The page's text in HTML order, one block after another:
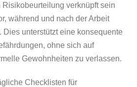
verknüpft sein
während und nach der Arbeit
Dies unterstützt eine konsequente
ohne sich auf
Gewohnheiten zu verlassen.
Checklisten für